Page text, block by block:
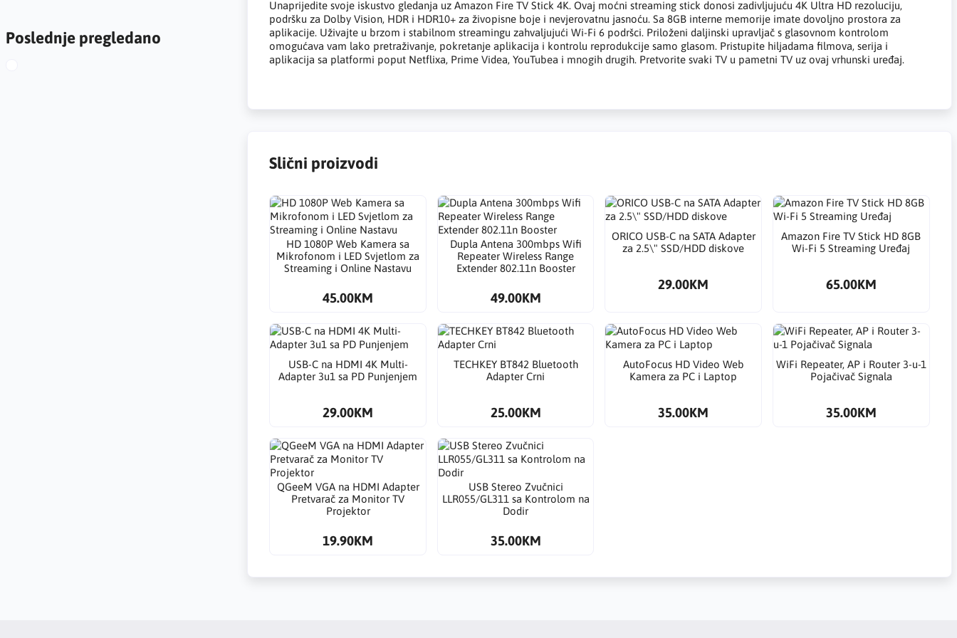
Poslednje pregledano
Unaprijedite svoje iskustvo gledanja uz Amazon Fire TV Stick 4K. Ovaj moćni streaming stick donosi zadivljujuću 4K Ultra HD rezoluciju,
podršku za Dolby Vision, HDR i HDR10+ za živopisne boje i nevjerovatnu jasnoću. Sa 8GB interne memorije imate dovoljno prostora za
aplikacije. Uživajte u brzom i stabilnom streamingu zahvaljujući Wi-Fi 6 podršci. Priloženi daljinski upravljač s glasovnom kontrolom
omogućava vam lako pretraživanje, pokretanje aplikacija i kontrolu reprodukcije samo glasom. Pristupite hiljadama filmova, serija i
aplikacija sa platformi poput Netflixa, Prime Videa, YouTubea i mnogih drugih. Pretvorite svaki TV u pametni TV uz ovaj vrhunski uređaj.
Slični proizvodi
HD 1080P Web Kamera sa
Mikrofonom i LED Svjetlom za
Streaming i Online Nastavu
45.00KM
Dupla Antena 300mbps Wifi
Repeater Wireless Range
Extender 802.11n Booster
49.00KM
ORICO USB-C na SATA Adapter
za 2.5\" SSD/HDD diskove
29.00KM
Amazon Fire TV Stick HD 8GB
Wi-Fi 5 Streaming Uređaj
65.00KM
USB-C na HDMI 4K Multi-
Adapter 3u1 sa PD Punjenjem
29.00KM
TECHKEY BT842 Bluetooth
Adapter Crni
25.00KM
AutoFocus HD Video Web
Kamera za PC i Laptop
35.00KM
WiFi Repeater, AP i Router 3-u-1
Pojačivač Signala
35.00KM
QGeeM VGA na HDMI Adapter
Pretvarač za Monitor TV
Projektor
19.90KM
USB Stereo Zvučnici
LLR055/GL311 sa Kontrolom na
Dodir
35.00KM